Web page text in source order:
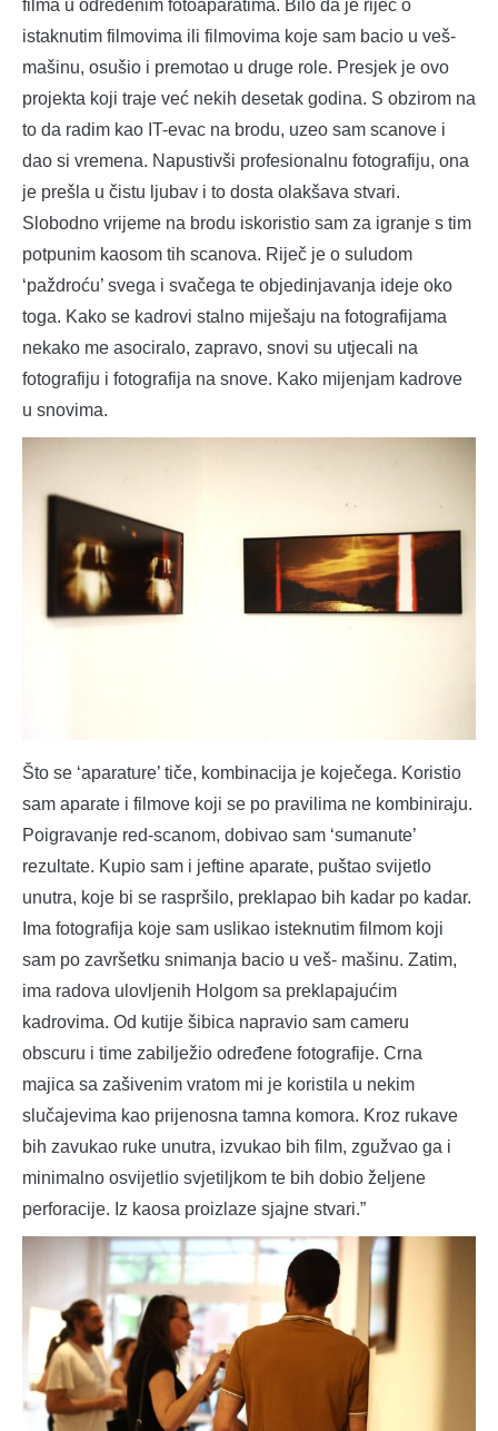
filma u određenim fotoaparatima. Bilo da je riječ o
istaknutim filmovima ili filmovima koje sam bacio u veš-
mašinu, osušio i premotao u druge role. Presjek je ovo
projekta koji traje već nekih desetak godina. S obzirom na
to da radim kao IT-evac na brodu, uzeo sam scanove i
dao si vremena. Napustivši profesionalnu fotografiju, ona
je prešla u čistu ljubav i to dosta olakšava stvari.
Slobodno vrijeme na brodu iskoristio sam za igranje s tim
potpunim kaosom tih scanova. Riječ je o suludom
‘paždroću’ svega i svačega te objedinjavanja ideje oko
toga. Kako se kadrovi stalno miješaju na fotografijama
nekako me asociralo, zapravo, snovi su utjecali na
fotografiju i fotografija na snove. Kako mijenjam kadrove
u snovima.
Što se ‘aparature’ tiče, kombinacija je koječega. Koristio
sam aparate i filmove koji se po pravilima ne kombiniraju.
Poigravanje red-scanom, dobivao sam ‘sumanute’
rezultate. Kupio sam i jeftine aparate, puštao svijetlo
unutra, koje bi se raspršilo, preklapao bih kadar po kadar.
Ima fotografija koje sam uslikao isteknutim filmom koji
sam po završetku snimanja bacio u veš- mašinu. Zatim,
ima radova ulovljenih Holgom sa preklapajućim
kadrovima. Od kutije šibica napravio sam cameru
obscuru i time zabilježio određene fotografije. Crna
majica sa zašivenim vratom mi je koristila u nekim
slučajevima kao prijenosna tamna komora. Kroz rukave
bih zavukao ruke unutra, izvukao bih film, zgužvao ga i
minimalno osvijetlio svjetiljkom te bih dobio željene
perforacije. Iz kaosa proizlaze sjajne stvari.”